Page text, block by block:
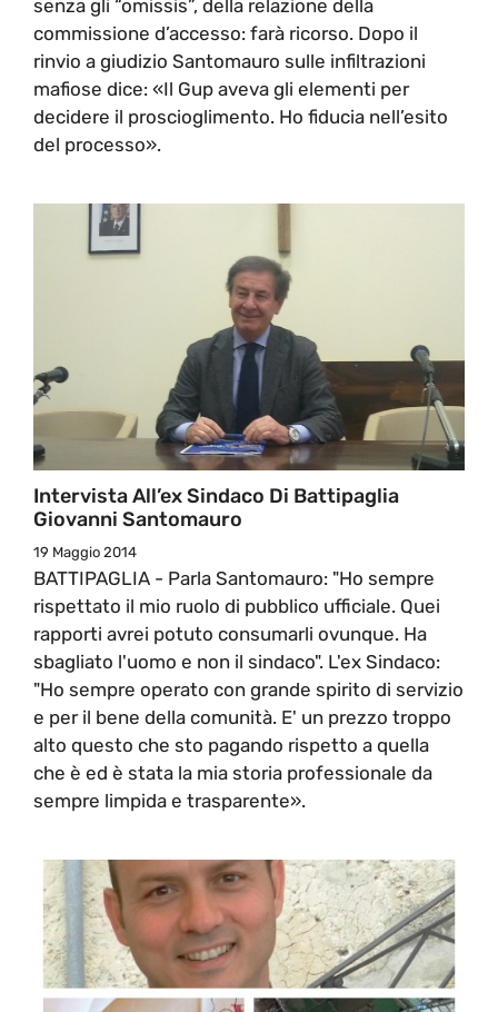
senza gli “omissis”, della relazione della
commissione d’accesso: farà ricorso. Dopo il
rinvio a giudizio Santomauro sulle infiltrazioni
mafiose dice: «Il Gup aveva gli elementi per
decidere il proscioglimento. Ho fiducia nell’esito
del processo».
Intervista All’ex Sindaco Di Battipaglia
Giovanni Santomauro
19 Maggio 2014
BATTIPAGLIA - Parla Santomauro: "Ho sempre
rispettato il mio ruolo di pubblico ufficiale. Quei
rapporti avrei potuto consumarli ovunque. Ha
sbagliato l'uomo e non il sindaco". L'ex Sindaco:
"Ho sempre operato con grande spirito di servizio
e per il bene della comunità. E' un prezzo troppo
alto questo che sto pagando rispetto a quella
che è ed è stata la mia storia professionale da
sempre limpida e trasparente».